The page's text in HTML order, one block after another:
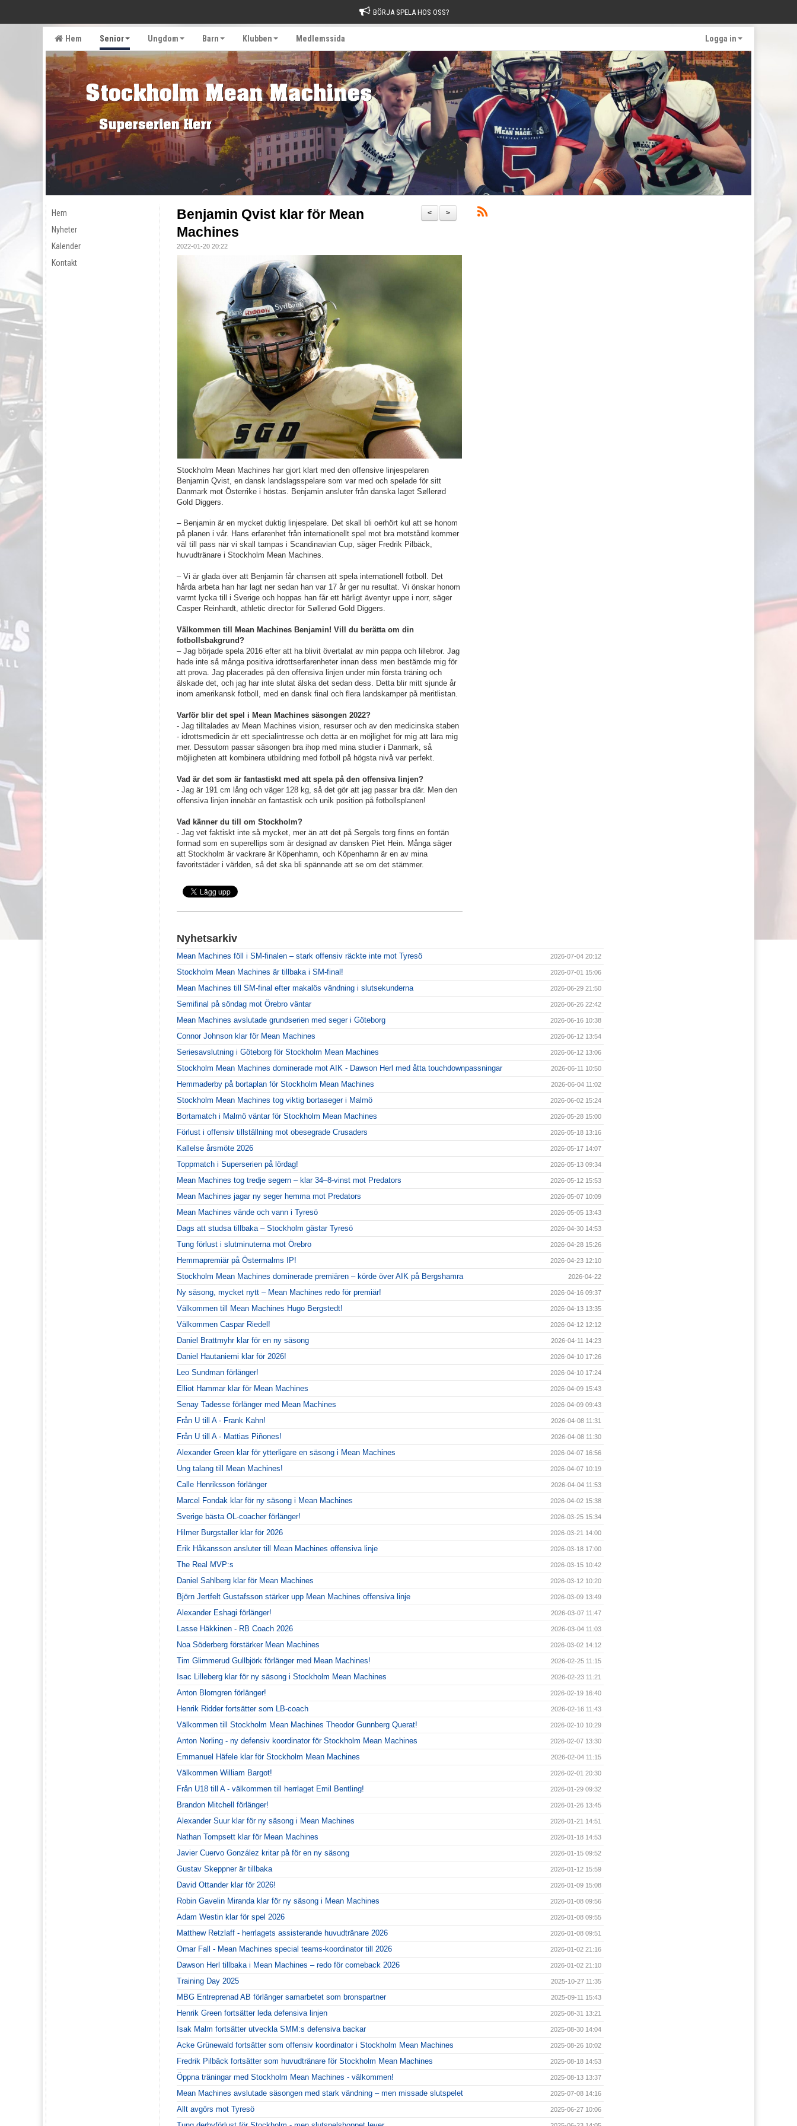
BÖRJA SPELA HOS OSS?
Hem Senior Ungdom Barn Klubben Medlemssida Logga in
Hem
Nyheter
Kalender
Kontakt
>
<
Benjamin Qvist klar för Mean
Machines
2022-01-20 20:22
Stockholm Mean Machines har gjort klart med den offensive linjespelaren
Benjamin Qvist, en dansk landslagsspelare som var med och spelade för sitt
Danmark mot Österrike i höstas. Benjamin ansluter från danska laget Søllerød
Gold Diggers.
– Benjamin är en mycket duktig linjespelare. Det skall bli oerhört kul att se honom
på planen i vår. Hans erfarenhet från internationellt spel mot bra motstånd kommer
väl till pass när vi skall tampas i Scandinavian Cup, säger Fredrik Pilbäck,
huvudtränare i Stockholm Mean Machines.
– Vi är glada över att Benjamin får chansen att spela internationell fotboll. Det
hårda arbeta han har lagt ner sedan han var 17 år ger nu resultat. Vi önskar honom
varmt lycka till i Sverige och hoppas han får ett härligt äventyr uppe i norr, säger
Casper Reinhardt, athletic director för Søllerød Gold Diggers.
Välkommen till Mean Machines Benjamin! Vill du berätta om din
fotbollsbakgrund?
– Jag började spela 2016 efter att ha blivit övertalat av min pappa och lillebror. Jag
hade inte så många positiva idrottserfarenheter innan dess men bestämde mig för
att prova. Jag placerades på den offensiva linjen under min första träning och
älskade det, och jag har inte slutat älska det sedan dess. Detta blir mitt sjunde år
inom amerikansk fotboll, med en dansk final och flera landskamper på meritlistan.
Varför blir det spel i Mean Machines säsongen 2022?
- Jag tilltalades av Mean Machines vision, resurser och av den medicinska staben
- idrottsmedicin är ett specialintresse och detta är en möjlighet för mig att lära mig
mer. Dessutom passar säsongen bra ihop med mina studier i Danmark, så
möjligheten att kombinera utbildning med fotboll på högsta nivå var perfekt.
Vad är det som är fantastiskt med att spela på den offensiva linjen?
- Jag är 191 cm lång och väger 128 kg, så det gör att jag passar bra där. Men den
offensiva linjen innebär en fantastisk och unik position på fotbollsplanen!
Vad känner du till om Stockholm?
- Jag vet faktiskt inte så mycket, mer än att det på Sergels torg finns en fontän
formad som en superellips som är designad av dansken Piet Hein. Många säger
att Stockholm är vackrare är Köpenhamn, och Köpenhamn är en av mina
favoritstäder i världen, så det ska bli spännande att se om det stämmer.
Nyhetsarkiv
Mean Machines föll i SM-finalen – stark offensiv räckte inte mot Tyresö 2026-07-04 20:12
Stockholm Mean Machines är tillbaka i SM-final! 2026-07-01 15:06
Mean Machines till SM-final efter makalös vändning i slutsekunderna 2026-06-29 21:50
Semifinal på söndag mot Örebro väntar 2026-06-26 22:42
Mean Machines avslutade grundserien med seger i Göteborg 2026-06-16 10:38
Connor Johnson klar för Mean Machines 2026-06-12 13:54
Seriesavslutning i Göteborg för Stockholm Mean Machines 2026-06-12 13:06
Stockholm Mean Machines dominerade mot AIK - Dawson Herl med åtta touchdownpassningar 2026-06-11 10:50
Hemmaderby på bortaplan för Stockholm Mean Machines 2026-06-04 11:02
Stockholm Mean Machines tog viktig bortaseger i Malmö 2026-06-02 15:24
Bortamatch i Malmö väntar för Stockholm Mean Machines 2026-05-28 15:00
Förlust i offensiv tillställning mot obesegrade Crusaders 2026-05-18 13:16
Kallelse årsmöte 2026 2026-05-17 14:07
Toppmatch i Superserien på lördag! 2026-05-13 09:34
Mean Machines tog tredje segern – klar 34–8-vinst mot Predators 2026-05-12 15:53
Mean Machines jagar ny seger hemma mot Predators 2026-05-07 10:09
Mean Machines vände och vann i Tyresö 2026-05-05 13:43
Dags att studsa tillbaka – Stockholm gästar Tyresö 2026-04-30 14:53
Tung förlust i slutminuterna mot Örebro 2026-04-28 15:26
Hemmapremiär på Östermalms IP! 2026-04-23 12:10
Stockholm Mean Machines dominerade premiären – körde över AIK på Bergshamra 2026-04-22
Ny säsong, mycket nytt – Mean Machines redo för premiär! 2026-04-16 09:37
Välkommen till Mean Machines Hugo Bergstedt! 2026-04-13 13:35
Välkommen Caspar Riedel! 2026-04-12 12:12
Daniel Brattmyhr klar för en ny säsong 2026-04-11 14:23
Daniel Hautaniemi klar för 2026! 2026-04-10 17:26
Leo Sundman förlänger! 2026-04-10 17:24
Elliot Hammar klar för Mean Machines 2026-04-09 15:43
Senay Tadesse förlänger med Mean Machines 2026-04-09 09:43
Från U till A - Frank Kahn! 2026-04-08 11:31
Från U till A - Mattias Piñones! 2026-04-08 11:30
Alexander Green klar för ytterligare en säsong i Mean Machines 2026-04-07 16:56
Ung talang till Mean Machines! 2026-04-07 10:19
Calle Henriksson förlänger 2026-04-04 11:53
Marcel Fondak klar för ny säsong i Mean Machines 2026-04-02 15:38
Sverige bästa OL-coacher förlänger! 2026-03-25 15:34
Hilmer Burgstaller klar för 2026 2026-03-21 14:00
Erik Håkansson ansluter till Mean Machines offensiva linje 2026-03-18 17:00
The Real MVP:s 2026-03-15 10:42
Daniel Sahlberg klar för Mean Machines 2026-03-12 10:20
Björn Jertfelt Gustafsson stärker upp Mean Machines offensiva linje 2026-03-09 13:49
Alexander Eshagi förlänger! 2026-03-07 11:47
Lasse Häkkinen - RB Coach 2026 2026-03-04 11:03
Noa Söderberg förstärker Mean Machines 2026-03-02 14:12
Tim Glimmerud Gullbjörk förlänger med Mean Machines! 2026-02-25 11:15
Isac Lilleberg klar för ny säsong i Stockholm Mean Machines 2026-02-23 11:21
Anton Blomgren förlänger! 2026-02-19 16:40
Henrik Ridder fortsätter som LB-coach 2026-02-16 11:43
Välkommen till Stockholm Mean Machines Theodor Gunnberg Querat! 2026-02-10 10:29
Anton Norling - ny defensiv koordinator för Stockholm Mean Machines 2026-02-07 13:30
Emmanuel Häfele klar för Stockholm Mean Machines 2026-02-04 11:15
Välkommen William Bargot! 2026-02-01 20:30
Från U18 till A - välkommen till herrlaget Emil Bentling! 2026-01-29 09:32
Brandon Mitchell förlänger! 2026-01-26 13:45
Alexander Suur klar för ny säsong i Mean Machines 2026-01-21 14:51
Nathan Tompsett klar för Mean Machines 2026-01-18 14:53
Javier Cuervo González kritar på för en ny säsong 2026-01-15 09:52
Gustav Skeppner är tillbaka 2026-01-12 15:59
David Ottander klar för 2026! 2026-01-09 15:08
Robin Gavelin Miranda klar för ny säsong i Mean Machines 2026-01-08 09:56
Adam Westin klar för spel 2026 2026-01-08 09:55
Matthew Retzlaff - herrlagets assisterande huvudtränare 2026 2026-01-08 09:51
Omar Fall - Mean Machines special teams-koordinator till 2026 2026-01-02 21:16
Dawson Herl tillbaka i Mean Machines – redo för comeback 2026 2026-01-02 21:10
Training Day 2025 2025-10-27 11:35
MBG Entreprenad AB förlänger samarbetet som bronspartner 2025-09-11 15:43
Henrik Green fortsätter leda defensiva linjen 2025-08-31 13:21
Isak Malm fortsätter utveckla SMM:s defensiva backar 2025-08-30 14:04
Acke Grünewald fortsätter som offensiv koordinator i Stockholm Mean Machines 2025-08-26 10:02
Fredrik Pilbäck fortsätter som huvudtränare för Stockholm Mean Machines 2025-08-18 14:53
Öppna träningar med Stockholm Mean Machines - välkommen! 2025-08-13 13:37
Mean Machines avslutade säsongen med stark vändning – men missade slutspelet 2025-07-08 14:16
Allt avgörs mot Tyresö 2025-06-27 10:06